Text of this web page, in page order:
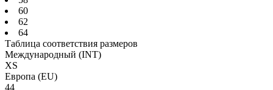
60
62
64
Таблица соответствия размеров
Международный (INT)
XS
Европа (EU)
44